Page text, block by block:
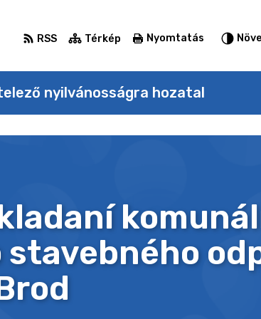
nyilvánosságra hozatal
RSS Térkép Nyomtatás